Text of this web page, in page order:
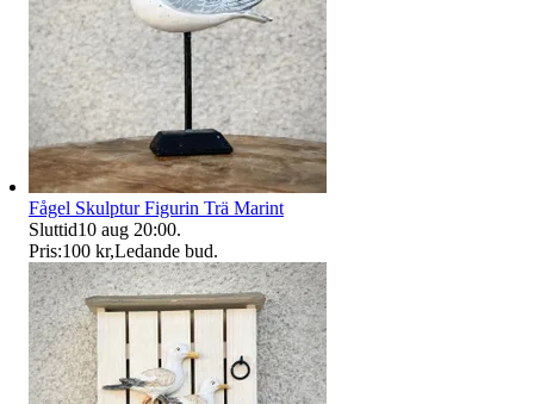
Fågel Skulptur Figurin Trä Marint
Sluttid10 aug 20:00.
Pris:100 kr,Ledande bud.